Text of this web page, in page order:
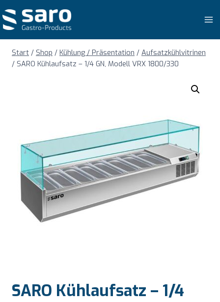
Inhalt
springen
Start / Shop / Kühlung / Präsentation / Aufsatzkühlvitrinen
/ SARO Kühlaufsatz – 1/4 GN, Modell VRX 1800/330
SARO Kühlaufsatz – 1/4